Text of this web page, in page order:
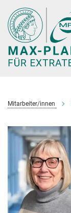
Hauptinhalt
Mitarbeiter/innen